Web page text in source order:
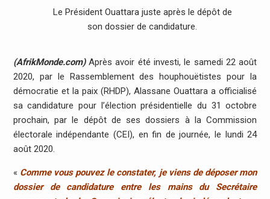
Le Président Ouattara juste après le dépôt de
son dossier de candidature.
(AfrikMonde.com)Après avoir été investi, le samedi 22 août
2020, par le Rassemblement des houphouëtistes pour la
démocratie et la paix (RHDP), Alassane Ouattara a officialisé
sa candidature pour l’élection présidentielle du 31 octobre
prochain, par le dépôt de ses dossiers à la Commission
électorale indépendante (CEI), en fin de journée, le lundi 24
août 2020.
« Comme vous pouvez le constater, je viens de déposer mon
dossier de candidature entre les mains du Secrétaire